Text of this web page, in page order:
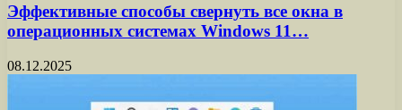
Эффективные способы свернуть все окна в
операционных системах Windows 11…
08.12.2025